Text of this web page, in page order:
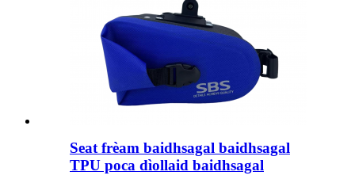
Seat frèam baidhsagal baidhsagal
TPU poca dìollaid baidhsagal